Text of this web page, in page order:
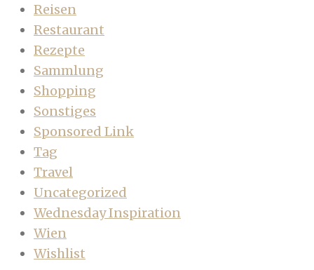
Reisen
Restaurant
Rezepte
Sammlung
Shopping
Sonstiges
Sponsored Link
Tag
Travel
Uncategorized
Wednesday Inspiration
Wien
Wishlist